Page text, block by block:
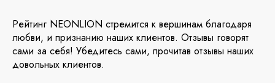
Рейтинг NEONLION стремится к вершинам благодаря
любви, и признанию наших клиентов. Отзывы говорят
сами за себя! Убедитесь сами, прочитав отзывы наших
довольных клиентов.